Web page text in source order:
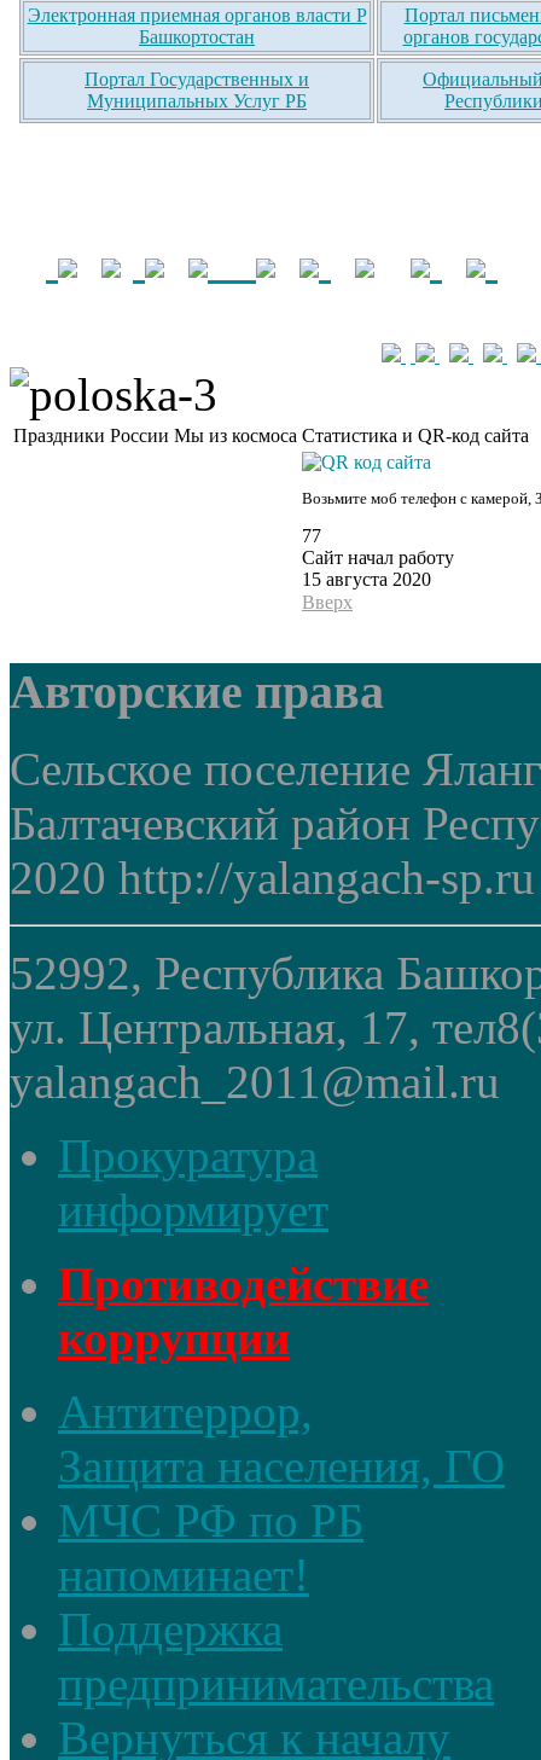
Электронная приемная органов власти Р
Башкортостан
Портал
органов
Портал Государственных и
Муниципальных Услуг РБ
Официальный
Праздники России Мы из космоса Статистика и QR-код сайта
Возьмите моб телефон с камерой,
77
Сайт начал работу
15 августа 2020
Вверх
Авторские права
Сельское поселение
Балтачевский район
2020 http://yalangach-sp.ru
52992, Республика
ул. Центральная, 17,
yalangach_2011@mail.ru
Прокуратура
информирует
Противодействие
коррупции
Антитеррор,
Защита населения, ГО
МЧС РФ по РБ
напоминает!
Поддержка
предпринимательства
Вернуться к началу